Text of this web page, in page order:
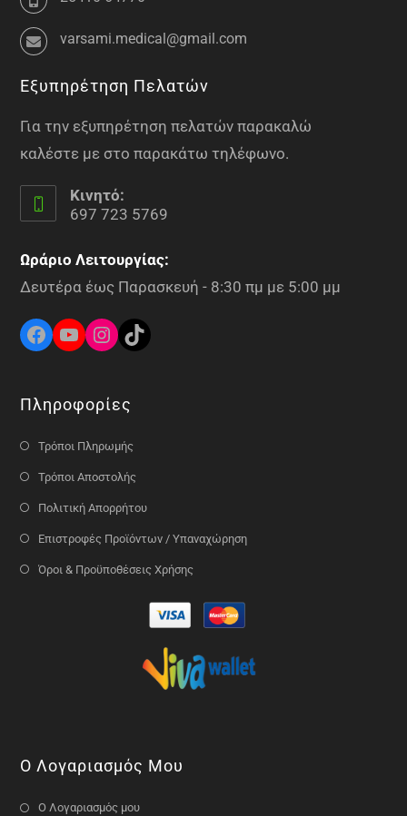
varsami.medical@gmail.com
Εξυπηρέτηση Πελατών
Για την εξυπηρέτηση πελατών παρακαλώ
καλέστε με στο παρακάτω τηλέφωνο.
Κινητό:
697 723 5769
Ωράριο Λειτουργίας:
Δευτέρα έως Παρασκευή - 8:30 πμ με 5:00 μμ
Πληροφορίες
Τρόποι Πληρωμής
Τρόποι Αποστολής
Πολιτική Απορρήτου
Επιστροφές Προϊόντων / Υπαναχώρηση
Όροι & Προϋποθέσεις Χρήσης
Ο Λογαριασμός Μου
Ο Λογαριασμός μου